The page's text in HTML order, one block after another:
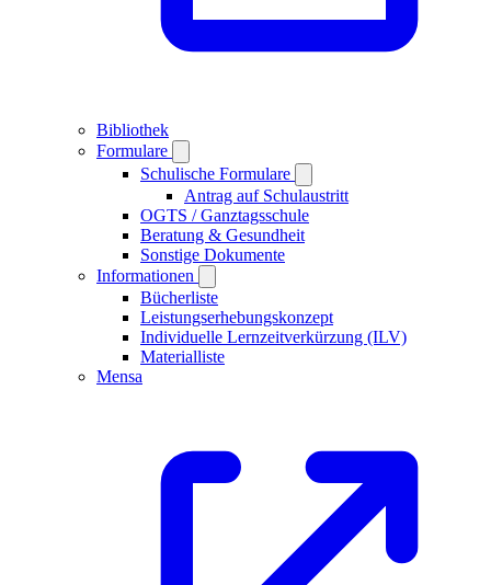
Bibliothek
Formulare
Schulische Formulare
Antrag auf Schulaustritt
OGTS / Ganztagsschule
Beratung & Gesundheit
Sonstige Dokumente
Informationen
Bücherliste
Leistungserhebungskonzept
Individuelle Lernzeitverkürzung (ILV)
Materialliste
Mensa